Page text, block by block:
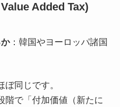
Added Tax)
：韓国やヨーロッパ諸国
ぼ同じです。
階で「付加価値（新たに